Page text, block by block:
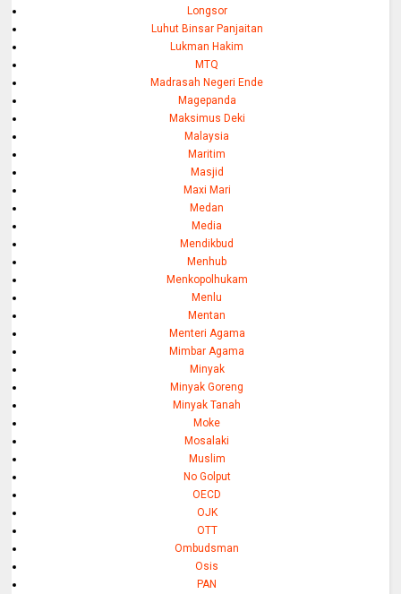
Longsor
Luhut Binsar Panjaitan
Lukman Hakim
MTQ
Madrasah Negeri Ende
Magepanda
Maksimus Deki
Malaysia
Maritim
Masjid
Maxi Mari
Medan
Media
Mendikbud
Menhub
Menkopolhukam
Menlu
Mentan
Menteri Agama
Mimbar Agama
Minyak
Minyak Goreng
Minyak Tanah
Moke
Mosalaki
Muslim
No Golput
OECD
OJK
OTT
Ombudsman
Osis
PAN